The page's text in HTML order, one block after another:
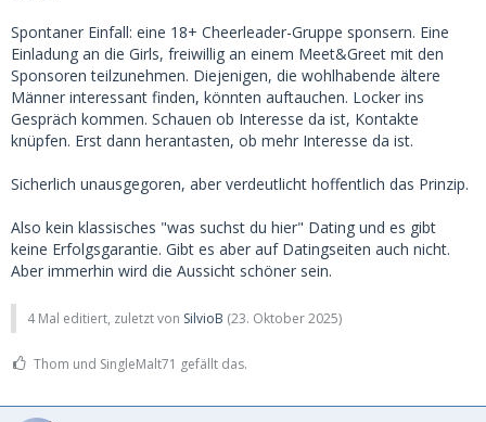
Spontaner Einfall: eine 18+ Cheerleader-Gruppe sponsern. Eine
Einladung an die Girls, freiwillig an einem Meet&Greet mit den
Sponsoren teilzunehmen. Diejenigen, die wohlhabende ältere
Männer interessant finden, könnten auftauchen. Locker ins
Gespräch kommen. Schauen ob Interesse da ist, Kontakte
knüpfen. Erst dann herantasten, ob mehr Interesse da ist.
Sicherlich unausgegoren, aber verdeutlicht hoffentlich das Prinzip.
Also kein klassisches "was suchst du hier" Dating und es gibt
keine Erfolgsgarantie. Gibt es aber auf Datingseiten auch nicht.
Aber immerhin wird die Aussicht schöner sein.
4 Mal editiert, zuletzt von SilvioB (23. Oktober 2025)
Thom und SingleMalt71 gefällt das.